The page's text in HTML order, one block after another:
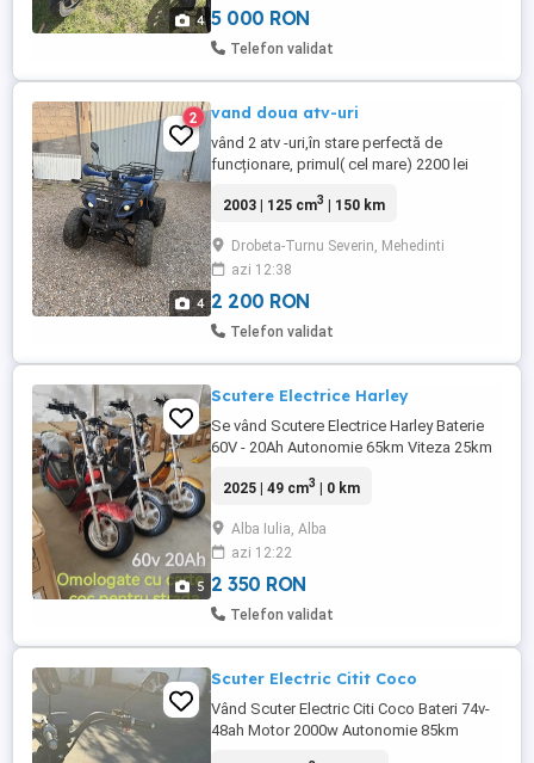
4
poate face orice test la fața ...
5 000 RON
Telefon validat
4
2 vand doua atv-uri
vând 2 atv -uri,în stare perfectă de
funcționare, primul( cel mare) 2200 lei
informații la tel
2003 | 125 cm3 | 150 km
Drobeta-Turnu Severin, Mehedinti
azi 12:38
2 200 RON
Telefon validat
5
Scutere Electrice Harley
Se vând Scutere Electrice Harley Baterie
60V - 20Ah Autonomie 65km Viteza 25km
pentru 2 persoane Are toate actele Livrare
înainte din prețul scuterului
2025 | 49 cm3 | 0 km
Alba Iulia, Alba
azi 12:22
2 350 RON
Telefon validat
Scuter Electric Citit Coco
Vând Scuter Electric Citi Coco Bateri 74v-
48ah Motor 2000w Autonomie 85km